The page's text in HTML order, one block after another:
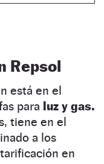
Repsol
está en el
para luz y gas.
tiene en el
a los
en